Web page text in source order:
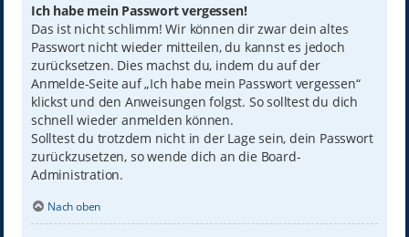
Ich habe mein Passwort vergessen!
Das ist nicht schlimm! Wir können dir zwar dein altes
Passwort nicht wieder mitteilen, du kannst es jedoch
zurücksetzen. Dies machst du, indem du auf der
Anmelde-Seite auf „Ich habe mein Passwort vergessen“
klickst und den Anweisungen folgst. So solltest du dich
schnell wieder anmelden können.
Solltest du trotzdem nicht in der Lage sein, dein Passwort
zurückzusetzen, so wende dich an die Board-
Administration.
Nach oben